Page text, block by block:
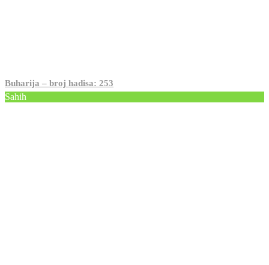
Buharija – broj hadisa: 253
Sahih